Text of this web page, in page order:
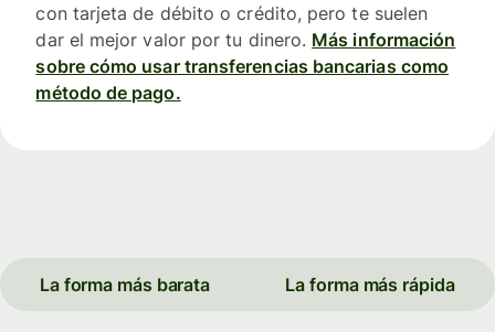
con tarjeta de débito o crédito, pero te suelen
dar el mejor valor por tu dinero. Más información
sobre cómo usar transferencias bancarias como
método de pago.
La forma más barata La forma más rápida